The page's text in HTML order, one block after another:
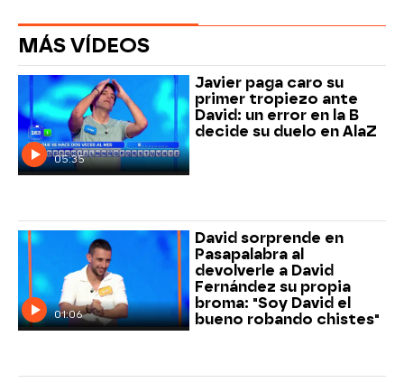
MÁS VÍDEOS
05:35
Javier paga caro su
primer tropiezo ante
David: un error en la B
decide su duelo en AlaZ
01:06
David sorprende en
Pasapalabra al
devolverle a David
Fernández su propia
broma: "Soy David el
bueno robando chistes"